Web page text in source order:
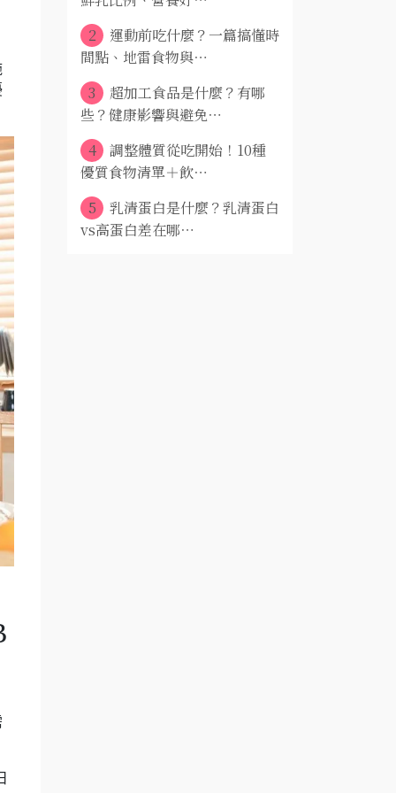
2
運動前吃什麼？一篇搞懂時
間點、地雷食物與⋯
3
超加工食品是什麼？有哪
些？健康影響與避免⋯
4
調整體質從吃開始！10種
優質食物清單＋飲⋯
5
乳清蛋白是什麼？乳清蛋白
vs高蛋白差在哪⋯